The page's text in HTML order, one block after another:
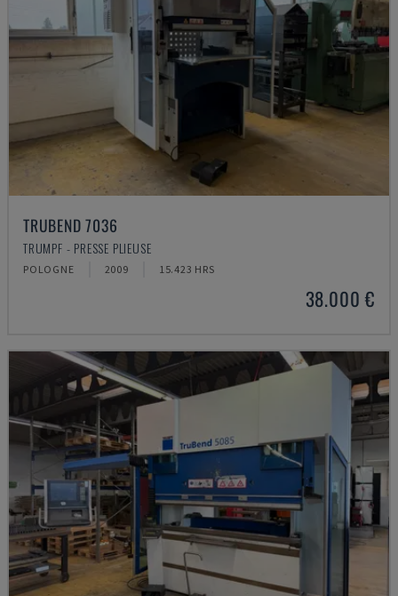
TRUBEND 7036
TRUMPF - PRESSE PLIEUSE
POLOGNE 2009 15.423 HRS
38.000 €